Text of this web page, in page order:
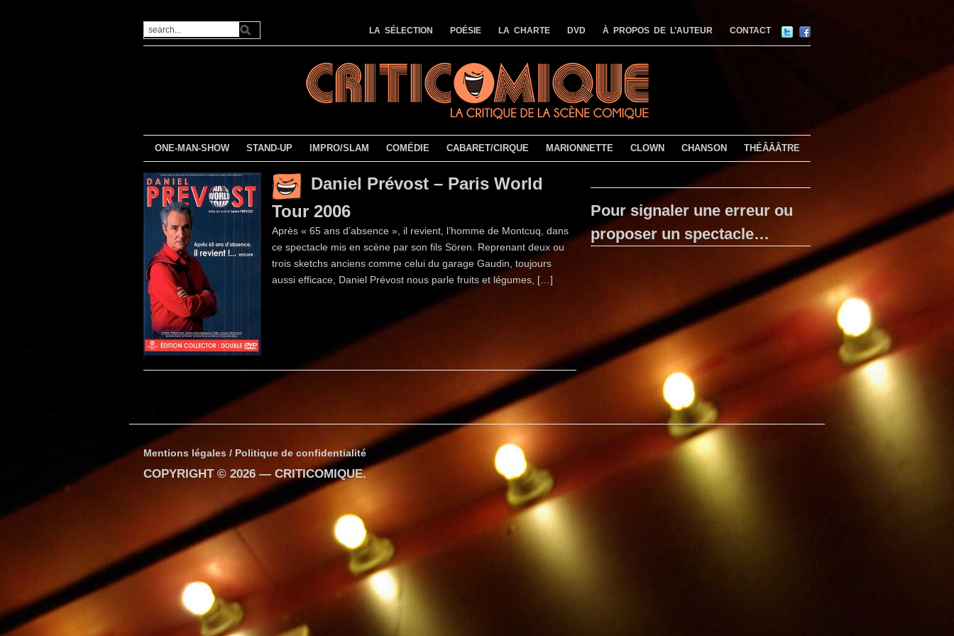
LA SÉLECTION POÉSIE LA CHARTE DVD À PROPOS DE L’AUTEUR CONTACT
ONE-MAN-SHOW STAND-UP IMPRO/SLAM COMÉDIE CABARET/CIRQUE MARIONNETTE CLOWN CHANSON THÉÂÂÂTRE
Daniel Prévost – Paris World
Tour 2006
Après « 65 ans d’absence », il revient, l’homme de Montcuq, dans
ce spectacle mis en scène par son fils Sören. Reprenant deux ou
trois sketchs anciens comme celui du garage Gaudin, toujours
aussi efficace, Daniel Prévost nous parle fruits et légumes, […]
Pour signaler une erreur ou
proposer un spectacle…
Mentions légales / Politique de confidentialité
COPYRIGHT © 2026 — CRITICOMIQUE.